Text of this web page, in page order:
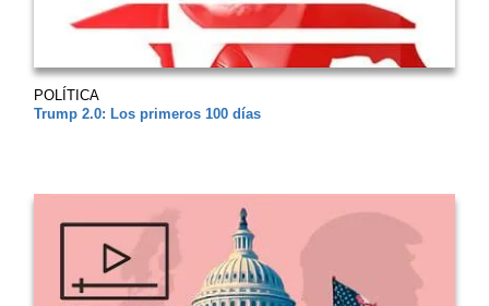
POLÍTICA
Trump 2.0: Los primeros 100 días